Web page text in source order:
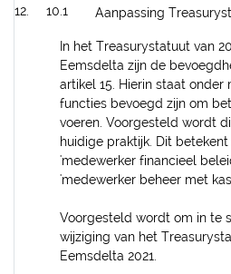
10.1 Aanpassing
In het Treasurystatuut van
Eemsdelta zijn de
artikel 15. Hierin staat onder
functies bevoegd zijn om
voeren. Voorgesteld wordt
huidige praktijk. Dit
'medewerker financieel
'medewerker beheer met
Voorgesteld wordt om in te
wijziging van het
Eemsdelta 2021.